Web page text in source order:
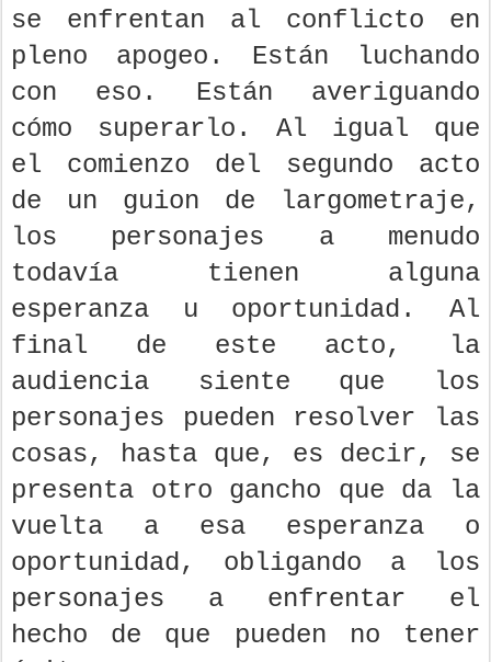
se enfrentan al conflicto en
pleno apogeo. Están luchando
con eso. Están averiguando
cómo superarlo. Al igual que
el comienzo del segundo acto
de un guion de largometraje,
los personajes a menudo
todavía tienen alguna
esperanza u oportunidad. Al
final de este acto, la
audiencia siente que los
personajes pueden resolver las
cosas, hasta que, es decir, se
presenta otro gancho que da la
vuelta a esa esperanza o
oportunidad, obligando a los
personajes a enfrentar el
hecho de que pueden no tener